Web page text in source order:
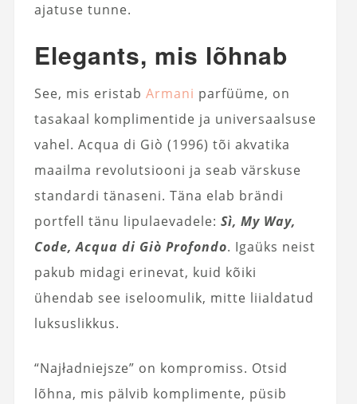
ajatuse tunne.
Elegants, mis lõhnab
See, mis eristab Armani parfüüme, on
tasakaal komplimentide ja universaalsuse
vahel. Acqua di Giò (1996) tõi akvatika
maailma revolutsiooni ja seab värskuse
standardi tänaseni. Täna elab brändi
portfell tänu lipulaevadele: Sì, My Way,
Code, Acqua di Giò Profondo. Igaüks neist
pakub midagi erinevat, kuid kõiki
ühendab see iseloomulik, mitte liialdatud
luksuslikkus.
“Najładniejsze” on kompromiss. Otsid
lõhna, mis pälvib komplimente, püsib